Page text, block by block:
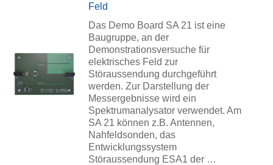
Feld
Das Demo Board SA 21 ist eine
Baugruppe, an der
Demonstrationsversuche für
elektrisches Feld zur
Störaussendung durchgeführt
werden. Zur Darstellung der
Messergebnisse wird ein
Spektrumanalysator verwendet. Am
SA 21 können z.B. Antennen,
Nahfeldsonden, das
Entwicklungssystem
Störaussendung ESA1 der …